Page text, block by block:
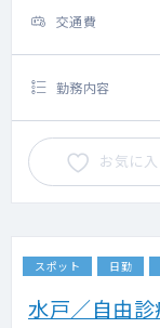
交通費
勤務内容
お気に入
スポット 日勤
水戸／自由